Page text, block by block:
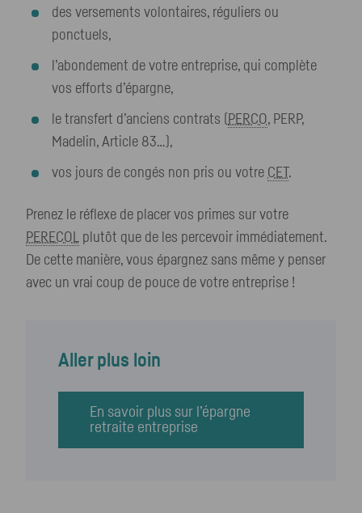
des versements volontaires, réguliers ou
ponctuels,
l’abondement de votre entreprise, qui complète
vos efforts d’épargne,
le transfert d’anciens contrats ( PERCO, PERP,
Madelin, Article 83…),
vos jours de congés non pris ou votre CET .
Prenez le réflexe de placer vos primes sur votre
PERECOL plutôt que de les percevoir immédiatement.
De cette manière, vous épargnez sans même y penser
avec un vrai coup de pouce de votre entreprise !
Aller plus loin
En savoir plus sur l’épargne
retraite entreprise